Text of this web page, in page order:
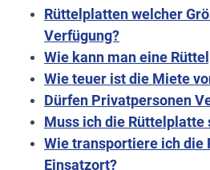
Rüttelplatten welcher
Verfügung?
Wie kann man eine
Wie teuer ist die Miete
Dürfen Privatpersonen
Muss ich die Rüttelplatte
Wie transportiere ich die
Einsatzort?